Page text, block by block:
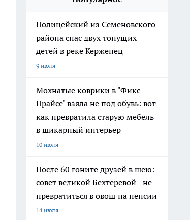
Полицейский из Семеновского
района спас двух тонущих
детей в реке Керженец
9 июля
Мохнатые коврики в "Фикс
Прайсе" взяла не под обувь: вот
как превратила старую мебель
в шикарный интерьер
10 июля
После 60 гоните друзей в шею:
совет великой Бехтеревой - не
превратиться в овощ на пенсии
14 июля